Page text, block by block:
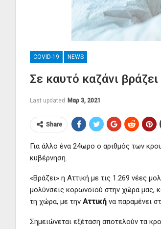
COVID-19 NEWS
Σε καυτό καζάνι
Last updated Μαρ 3, 2021
Share
Για άλλο ένα 24ωρο ο αριθμός των
κυβέρνηση.
«Βράζει» η Αττική με τις 1.269 νέες
μολύνσεις κορωνοϊού στην χώρα μας,
τη χώρα, με την Αττική να παραμένει
Σημειώνεται εξέταση αποτελούν τα